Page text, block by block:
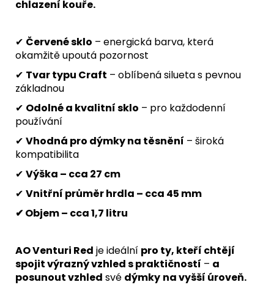
chlazení kouře.
✔ Červené sklo – energická barva, která
okamžitě upoutá pozornost
✔ Tvar typu Craft – oblíbená silueta s pevnou
základnou
✔ Odolné a kvalitní sklo – pro každodenní
používání
✔ Vhodná pro dýmky na těsnění – široká
kompatibilita
✔ Výška – cca 27 cm
✔ Vnitřní průměr hrdla – cca 45 mm
✔ Objem – cca 1,7 litru
AO Venturi Red je ideální pro ty, kteří chtějí
spojit výrazný vzhled s praktičností – a
posunout vzhled své dýmky na vyšší úroveň.